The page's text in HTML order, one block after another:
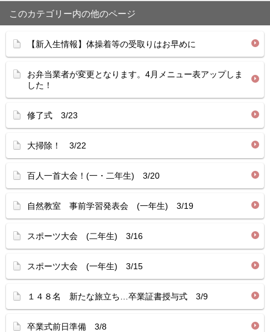
このカテゴリー内の他のページ
【新入生情報】体操着等の受取りはお早めに
お弁当業者が変更となります。4月メニュー表アップしま
した！
修了式 3/23
大掃除！ 3/22
百人一首大会！(一・二年生) 3/20
自然教室 事前学習発表会 (一年生) 3/19
スポーツ大会 (二年生) 3/16
スポーツ大会 (一年生) 3/15
１４８名 新たな旅立ち…卒業証書授与式 3/9
卒業式前日準備 3/8